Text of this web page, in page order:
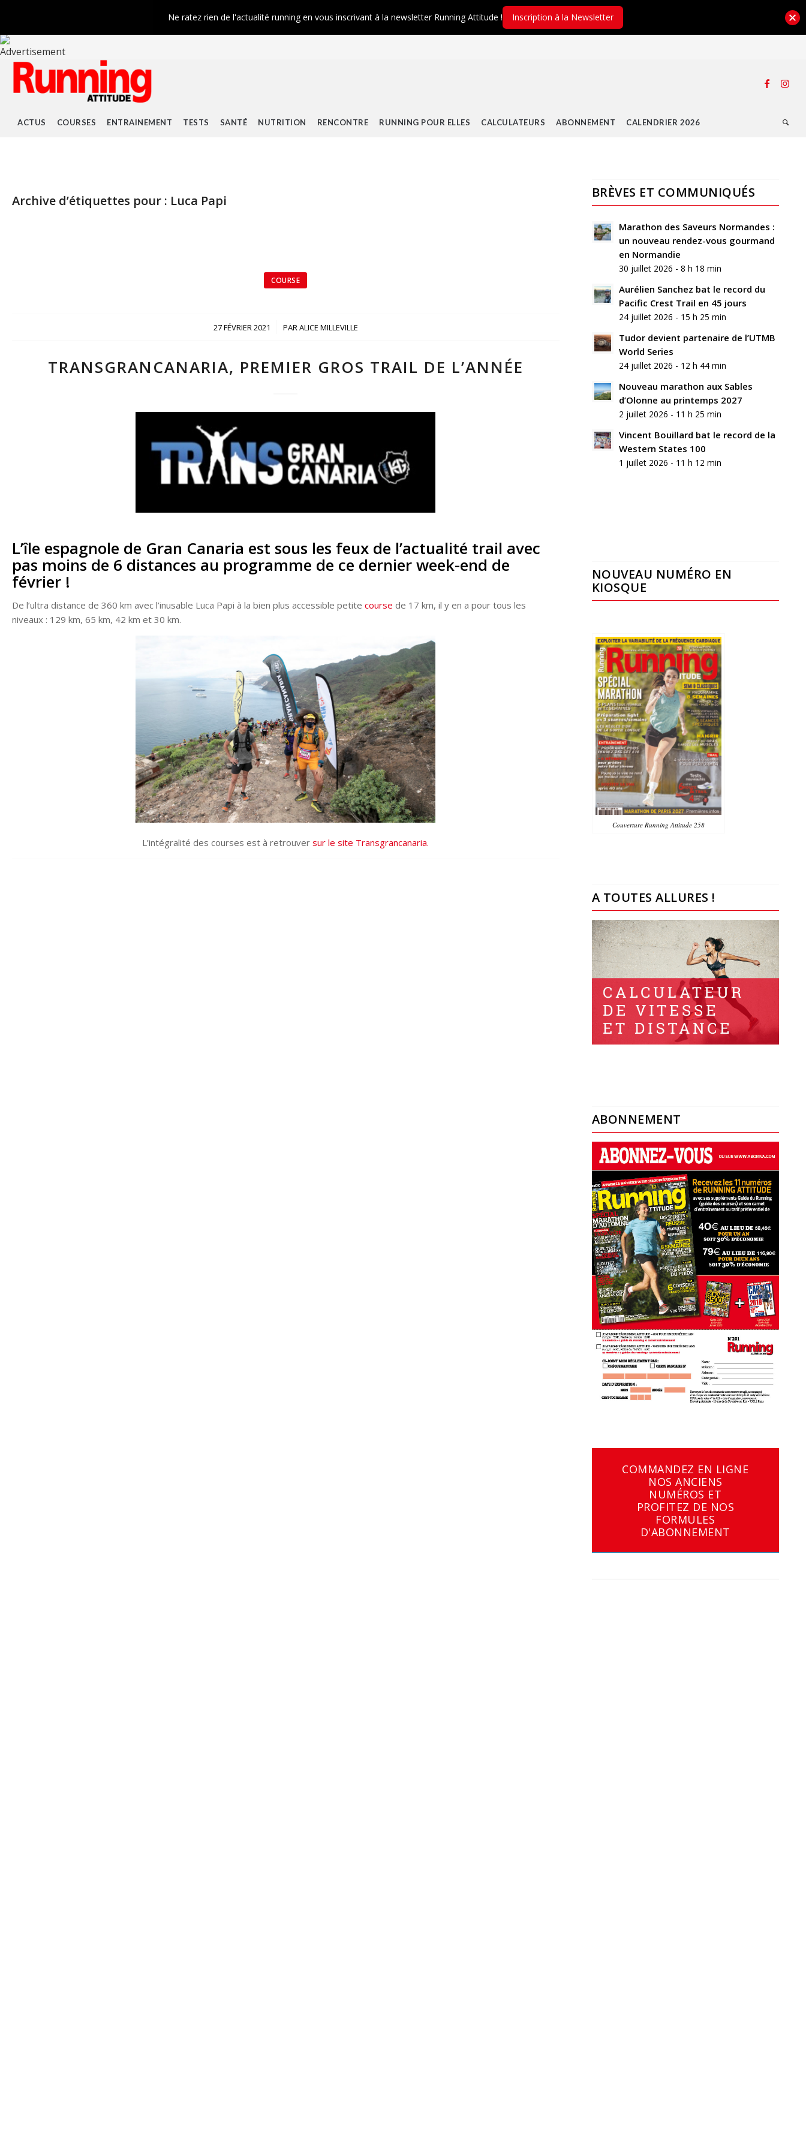
ACTUS COURSES ENTRAINEMENT TESTS SANTÉ NUTRITION RENCONTRE RUNNING POUR ELLES CALCULATEURS ABONNEMENT CALENDRIER 2026
Archive d’étiquettes pour : Luca Papi
COURSE
27 FÉVRIER 2021
/ PARALICE MILLEVILLE
TRANSGRANCANARIA, PREMIER GROS TRAIL DE L’ANNÉE
L’île espagnole de Gran Canaria est sous les feux de l’actualité trail avec
pas moins de 6 distances au programme de ce dernier week-end de
février !
De l’ultra distance de 360 km avec l’inusable Luca Papi à la bien plus accessible petite course de 17 km, il y en a pour tous les
niveaux : 129 km, 65 km, 42 km et 30 km.
L’intégralité des courses est à retrouversur le site Transgrancanaria.
BRÈVES ET COMMUNIQUÉS
Marathon des Saveurs Normandes :
un nouveau rendez-vous gourmand
en Normandie
30 juillet 2026 - 8 h 18 min
Aurélien Sanchez bat le record du
Pacific Crest Trail en 45 jours
24 juillet 2026 - 15 h 25 min
Tudor devient partenaire de l’UTMB
World Series
24 juillet 2026 - 12 h 44 min
Nouveau marathon aux Sables
d’Olonne au printemps 2027
2 juillet 2026 - 11 h 25 min
Vincent Bouillard bat le record de la
Western States 100
1 juillet 2026 - 11 h 12 min
NOUVEAU NUMÉRO EN
KIOSQUE
Couverture Running Attitude 258
A TOUTES ALLURES !
ABONNEMENT
COMMANDEZ EN LIGNE
NOS ANCIENS
NUMÉROS ET
PROFITEZ DE NOS
FORMULES
D'ABONNEMENT
Ne ratez rien de l'actualité running en vous inscrivant à la newsletter Running Attitude ! Inscription à la Newsletter